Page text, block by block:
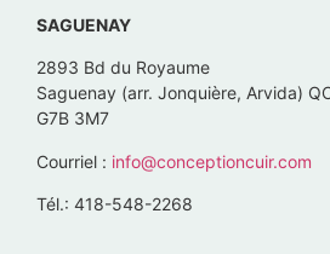
SAGUENAY
2893 Bd du Royaume
Saguenay (arr. Jonquière, Arvida)
G7B 3M7
Courriel : info@conceptioncuir.com
Tél.: 418-548-2268